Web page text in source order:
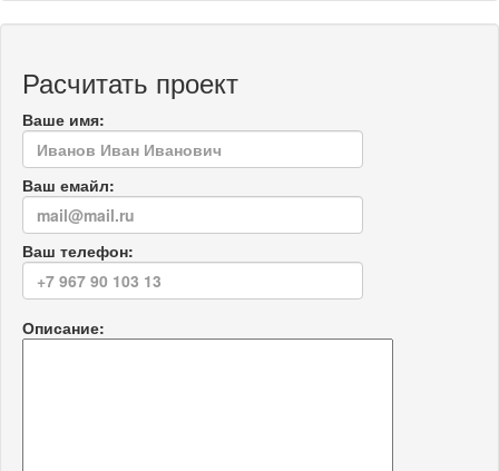
Расчитать проект
Ваше имя:
Ваш емайл:
Ваш телефон:
Описание: